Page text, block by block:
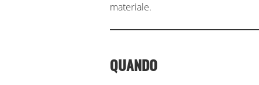
materiale.
QUANDO